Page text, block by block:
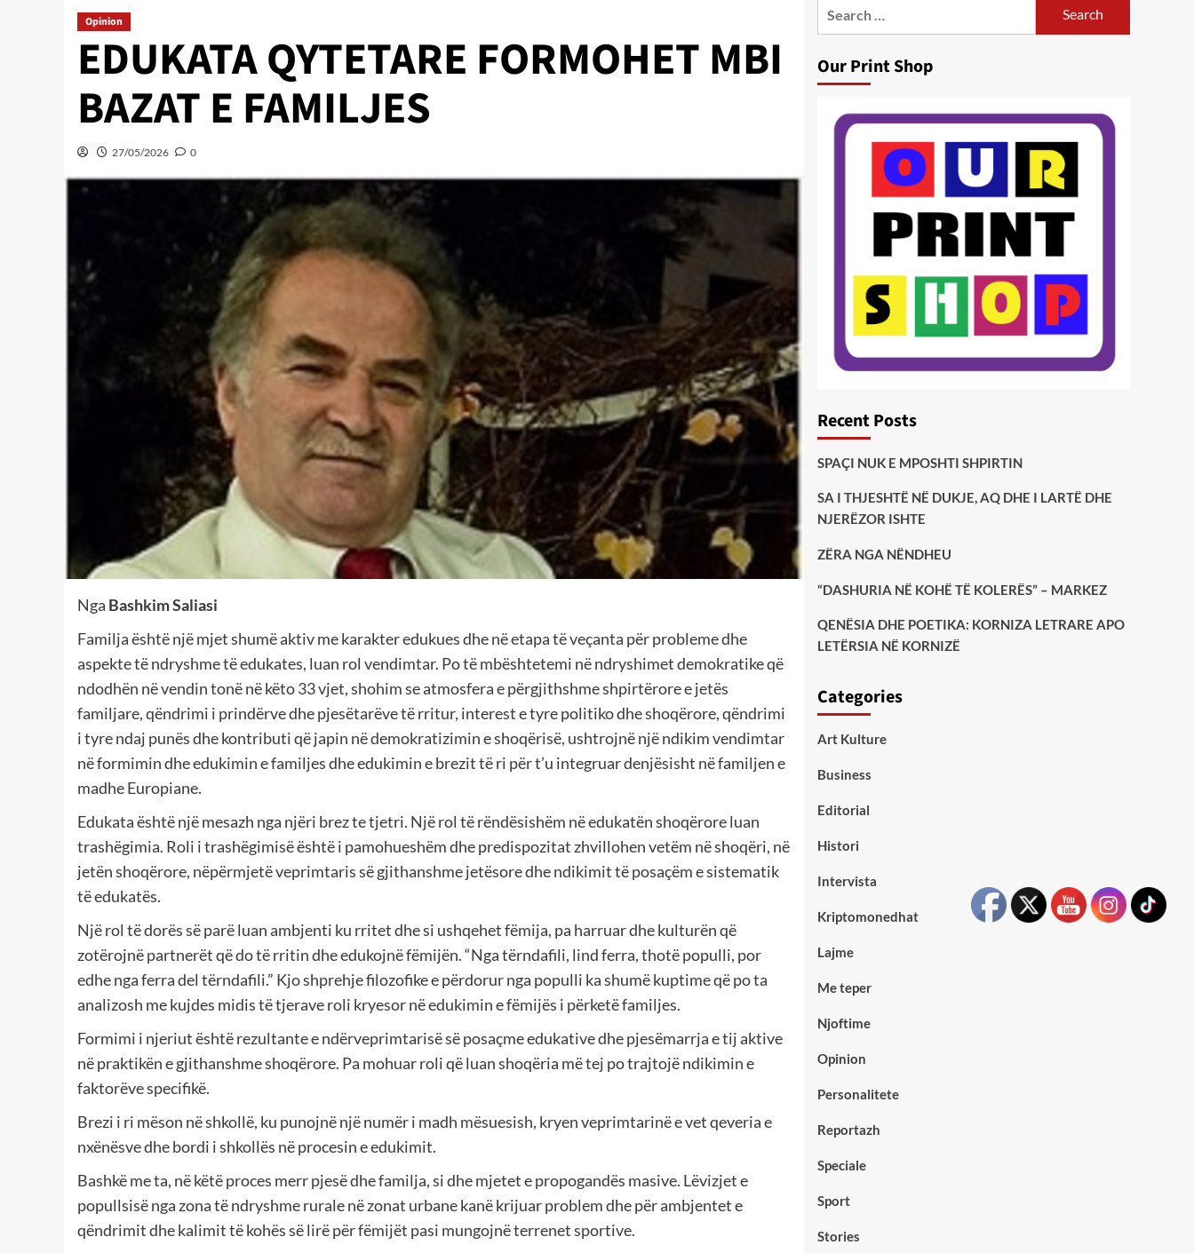
Opinion
EDUKATA QYTETARE FORMOHET MBI
BAZAT E FAMILJES
27/05/2026 0
Nga Bashkim Saliasi
Familja është një mjet shumë aktiv me karakter edukues dhe në etapa të veçanta për probleme dhe
aspekte të ndryshme të edukates, luan rol vendimtar. Po të mbështetemi në ndryshimet demokratike që
ndodhën në vendin tonë në këto 33 vjet, shohim se atmosfera e përgjithshme shpirtërore e jetës
familjare, qëndrimi i prindërve dhe pjesëtarëve të rritur, interest e tyre politiko dhe shoqërore, qëndrimi
i tyre ndaj punës dhe kontributi që japin në demokratizimin e shoqërisë, ushtrojnë një ndikim vendimtar
në formimin dhe edukimin e familjes dhe edukimin e brezit të ri për t’u integruar denjësisht në familjen e
madhe Europiane.
Edukata është një mesazh nga njëri brez te tjetri. Një rol të rëndësishëm në edukatën shoqërore luan
trashëgimia. Roli i trashëgimisë është i pamohueshëm dhe predispozitat zhvillohen vetëm në shoqëri, në
jetën shoqërore, nëpërmjetë veprimtaris së gjithanshme jetësore dhe ndikimit të posaçëm e sistematik
të edukatës.
Një rol të dorës së parë luan ambjenti ku rritet dhe si ushqehet fëmija, pa harruar dhe kulturën që
zotërojnë partnerët që do të rritin dhe edukojnë fëmijën. “Nga tërndafili, lind ferra, thotë populli, por
edhe nga ferra del tërndafili.” Kjo shprehje filozofike e përdorur nga populli ka shumë kuptime që po ta
analizosh me kujdes midis të tjerave roli kryesor në edukimin e fëmijës i përketë familjes.
Formimi i njeriut është rezultante e ndërveprimtarisë së posaçme edukative dhe pjesëmarrja e tij aktive
në praktikën e gjithanshme shoqërore. Pa mohuar roli që luan shoqëria më tej po trajtojë ndikimin e
faktorëve specifikë.
Brezi i ri mëson në shkollë, ku punojnë një numër i madh mësuesish, kryen veprimtarinë e vet qeveria e
nxënësve dhe bordi i shkollës në procesin e edukimit.
Bashkë me ta, në këtë proces merr pjesë dhe familja, si dhe mjetet e propogandës masive. Lëvizjet e
popullsisë nga zona të ndryshme rurale në zonat urbane kanë krijuar problem dhe për ambjentet e
qëndrimit dhe kalimit të kohës së lirë për fëmijët pasi mungojnë terrenet sportive.
Our Print Shop
Recent Posts
SPAÇI NUK E MPOSHTI SHPIRTIN
SA I THJESHTË NË DUKJE, AQ DHE I LARTË DHE
NJERËZOR ISHTE
ZËRA NGA NËNDHEU
“DASHURIA NË KOHË TË KOLERËS” – MARKEZ
QENËSIA DHE POETIKA: KORNIZA LETRARE APO
LETËRSIA NË KORNIZË
Categories
Art Kulture
Business
Editorial
Histori
Intervista
Kriptomonedhat
Lajme
Me teper
Njoftime
Opinion
Personalitete
Reportazh
Speciale
Sport
Stories